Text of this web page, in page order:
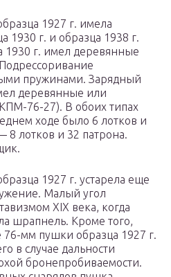
1927 г. имела
1930 г. и образца 1938 г.
г. имел деревянные
пружинами. Зарядный
деревянные или
76-27). В обоих типах
ходе было 6 лотков и
8 лотков и 32 патрона.
1927 г. устарела еще
Малый угол
XIX века, когда
шрапнель. Кроме того,
76-мм пушки образца 1927 г.
в случае дальности
бронепробиваемости.